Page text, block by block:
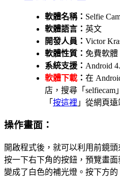
軟體名稱： Selfie
軟體語言： 英文
開發人員： Victor
軟體性質： 免費軟體
系統支援： Android
軟體下載 ： 在
店，搜尋「
「 按這裡 」從網頁遠
操作畫面：
開啟程式後，就可以利用前鏡
按一下右下角的按鈕，預覽畫
變成了白色的補光燈。按下方的